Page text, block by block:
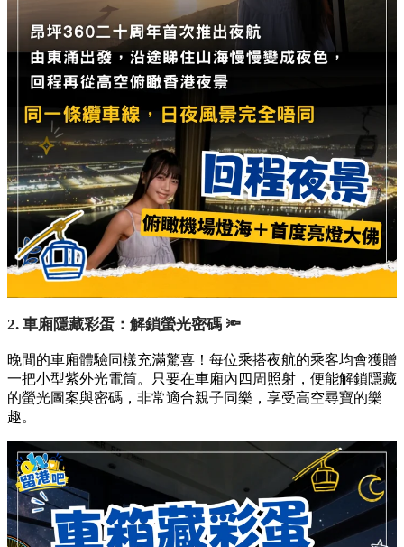
2. 車廂隱藏彩蛋：解鎖螢光密碼 🔦
晚間的車廂體驗同樣充滿驚喜！每位乘搭夜航的乘客均會獲贈
一把小型紫外光電筒。只要在車廂內四周照射，便能解鎖隱藏
的螢光圖案與密碼，非常適合親子同樂，享受高空尋寶的樂
趣。